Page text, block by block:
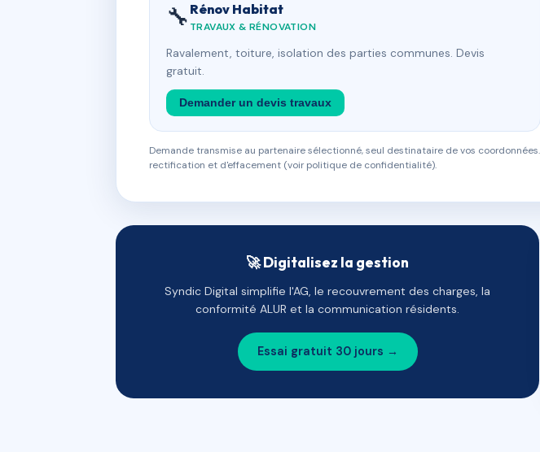
🔧 Rénov Habitat
TRAVAUX & RÉNOVATION
Ravalement, toiture, isolation des parties communes. Devis
gratuit.
Demander un devis travaux
Demande transmise au partenaire sélectionné, seul destinataire de vos
rectification et d'effacement (voir politique de confidentialité).
🚀 Digitalisez la gestion
Syndic Digital simplifie l'AG, le recouvrement des charges, la
conformité ALUR et la communication résidents.
Essai gratuit 30 jours →